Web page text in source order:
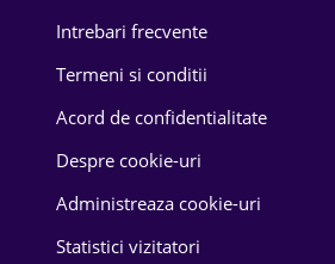
Intrebari frecvente
Termeni si conditii
Acord de confidentialitate
Despre cookie-uri
Administreaza cookie-uri
Statistici vizitatori